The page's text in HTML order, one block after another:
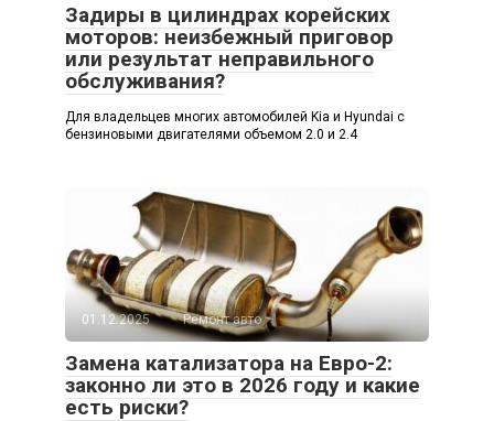
Задиры в цилиндрах корейских
моторов: неизбежный приговор
или результат неправильного
обслуживания?
Для владельцев многих автомобилей Kia и Hyundai с
бензиновыми двигателями объемом 2.0 и 2.4
01.12.2025 Ремонт авто
Замена катализатора на Евро-2:
законно ли это в 2026 году и какие
есть риски?